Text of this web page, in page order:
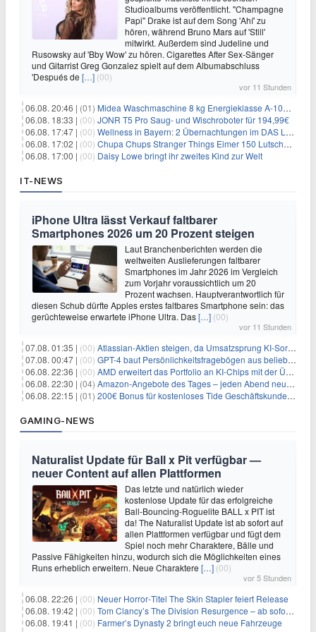
Studioalbums veröffentlicht. "Champagne
Papi" Drake ist auf dem Song 'Ahí' zu
hören, während Bruno Mars auf 'Still'
mitwirkt. Außerdem sind Judeline und
Rusowsky auf 'Bby Wow' zu hören. Cigarettes After Sex-Sänger
und Gitarrist Greg Gonzalez spielt auf dem Albumabschluss
'Después de […] (00)
vor 11 Stunden
06.08. 20:46 | (01) Midea Waschmaschine 8 kg Energieklasse A-10% 1400 U/Min für 289,97€
06.08. 18:33 | (00) JONR T5 Pro Saug- und Wischroboter für 194,99€
06.08. 17:47 | (00) Wellness in Bayern: 2 Übernachtungen im DAS LUDWIG Sports Resort inkl. HP + Wellness ab 174€ p.P.
06.08. 17:02 | (00) Chupa Chups Stranger Things Eimer 150 Lutscher für 21,95€
06.08. 17:00 | (00) Daisy Lowe bringt ihr zweites Kind zur Welt
IT-NEWS
iPhone Ultra lässt Verkauf faltbarer
Smartphones 2026 um 20 Prozent steigen
Laut Branchenberichten werden die
weltweiten Auslieferungen faltbarer
Smartphones im Jahr 2026 im Vergleich
zum Vorjahr voraussichtlich um 20
Prozent wachsen. Hauptverantwortlich für
diesen Schub dürfte Apples erstes faltbares Smartphone sein: das
gerüchteweise erwartete iPhone Ultra. Das[…] (00)
vor 11 Stunden
07.08. 01:35 | (00) Atlassian-Aktien steigen, da Umsatzsprung KI-Sorgen dämpft
07.08. 00:47 | (00) GPT-4 baut Persönlichkeitsfragebögen aus beliebigen Texten und sagt Antworten voraus
06.08. 22:36 | (00) AMD erweitert das Portfolio an KI-Chips mit der Übernahme von Taalas
06.08. 22:30 | (04) Amazon-Angebote des Tages – jeden Abend neue Deals zum Stöbern
06.08. 22:15 | (01) 200€ Bonus für kostenloses Tide Geschäftskundenkonto
GAMING-NEWS
Naturalist Update für Ball x Pit verfügbar —
neuer Content auf allen Plattformen
Das letzte und natürlich wieder
kostenlose Update für das erfolgreiche
Ball-Bouncing-Roguelite BALL x PIT ist
da! The Naturalist Update ist ab sofort auf
allen Plattformen verfügbar und fügt dem
Spiel noch mehr Charaktere, Bälle und
Passive Fähigkeiten hinzu, wodurch sich die Möglichkeiten eines
Runs erheblich erweitern. Neue Charaktere […] (00)
vor 5 Stunden
06.08. 22:26 | (00) Neuer Horror‑Titel The Skin Stapler feiert Release
06.08. 19:42 | (00) Tom Clancy’s The Division Resurgence – ab sofort für euch verfügbar
06.08. 19:41 | (00) Farmer’s Dynasty 2 bringt euch neue Fahrzeuge